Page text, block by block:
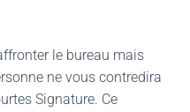
le bureau mais
ne vous contredira
Signature. Ce